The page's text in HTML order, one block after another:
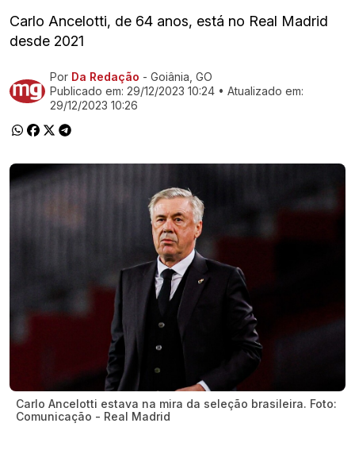
Carlo Ancelotti, de 64 anos, está no Real Madrid
desde 2021
Ir direto pra matéria
Por Da Redação - Goiânia, GO
Publicado em: 29/12/2023 10:24 • Atualizado em:
29/12/2023 10:26
Carlo Ancelotti estava na mira da seleção brasileira. Foto:
Comunicação - Real Madrid